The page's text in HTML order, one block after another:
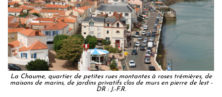
La Chaume, quartier de petites rues montantes à roses trémières, de
maisons de marins, de jardins privatifs clos de murs en pierre de lest -
DR : J.-F.R.